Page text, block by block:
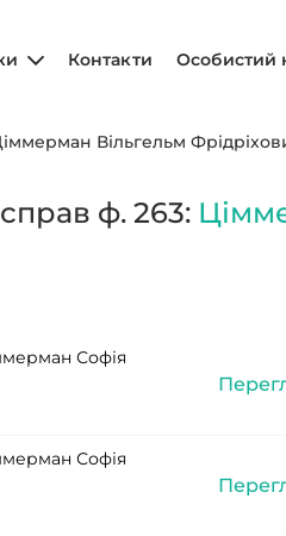
Контакти Особистий
Вільгельм
ф. 263:
Софія
Софія